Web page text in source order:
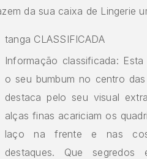
da sua caixa de Lingerie
tanga CLASSIFICADA
Informação classificada:
o seu bumbum no centro
destaca pelo seu visual
alças finas acariciam os
laço na frente e nas
destaques. Que